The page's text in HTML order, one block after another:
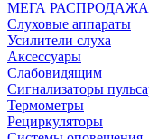
МЕГА РАСПРОДАЖА
Слуховые аппараты
Усилители слуха
Аксессуары
Слабовидящим
Сигнализаторы
Термометры
Рециркуляторы